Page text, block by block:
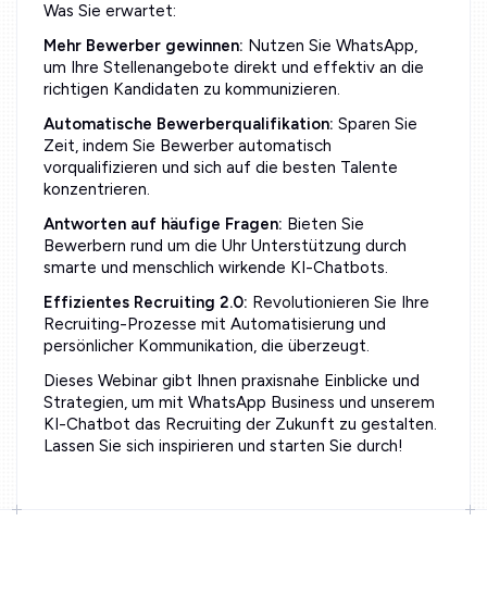
Was Sie erwartet:
Mehr Bewerber gewinnen: Nutzen Sie WhatsApp,
um Ihre Stellenangebote direkt und effektiv an die
richtigen Kandidaten zu kommunizieren.
Automatische Bewerberqualifikation: Sparen Sie
Zeit, indem Sie Bewerber automatisch
vorqualifizieren und sich auf die besten Talente
konzentrieren.
Antworten auf häufige Fragen: Bieten Sie
Bewerbern rund um die Uhr Unterstützung durch
smarte und menschlich wirkende KI-Chatbots.
Effizientes Recruiting 2.0: Revolutionieren Sie Ihre
Recruiting-Prozesse mit Automatisierung und
persönlicher Kommunikation, die überzeugt.
Dieses Webinar gibt Ihnen praxisnahe Einblicke und
Strategien, um mit WhatsApp Business und unserem
KI-Chatbot das Recruiting der Zukunft zu gestalten.
Lassen Sie sich inspirieren und starten Sie durch!